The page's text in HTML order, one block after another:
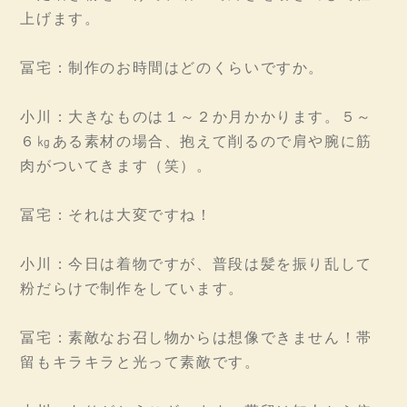
上げます。
冨宅：制作のお時間はどのくらいですか。
小川：大きなものは１～２か月かかります。５～
６㎏ある素材の場合、抱えて削るので肩や腕に筋
肉がついてきます（笑）。
冨宅：それは大変ですね！
小川：今日は着物ですが、普段は髪を振り乱して
粉だらけで制作をしています。
冨宅：素敵なお召し物からは想像できません！帯
留もキラキラと光って素敵です。